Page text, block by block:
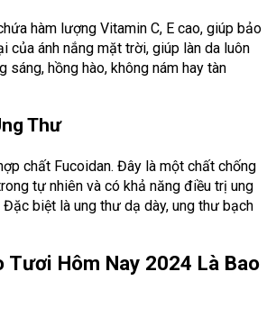
hàm lượng Vitamin C, E cao, giúp bảo
của ánh nắng mặt trời, giúp làn da luôn
sáng, hồng hào, không nám hay tàn
Thư
chất Fucoidan. Đây là một chất chống
tự nhiên và có khả năng điều trị ung
biệt là ung thư dạ dày, ung thư bạch
Tươi Hôm Nay 2024 Là Bao